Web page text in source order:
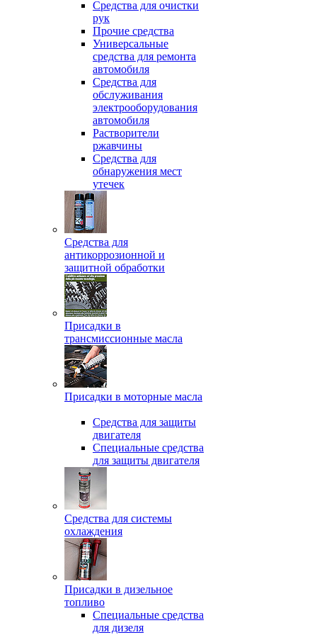
Средства для очистки
рук
Прочие средства
Универсальные
средства для ремонта
автомобиля
Средства для
обслуживания
электрооборудования
автомобиля
Растворители
ржавчины
Средства для
обнаружения мест
утечек
Средства для
антикоррозионной и
защитной обработки
Присадки в
трансмиссионные масла
Присадки в моторные масла
Средства для защиты
двигателя
Специальныe средства
для защиты двигателя
Средства для системы
охлаждения
Присадки в дизельное
топливо
Спeциальные средства
для дизеля